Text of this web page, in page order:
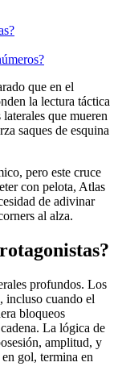
que en el
la lectura táctica
que mueren
saques de esquina
pero este cruce
con pelota, Atlas
de adivinar
al alza.
profundos. Los
incluso cuando el
bloqueos
La lógica de
amplitud, y
gol, termina en